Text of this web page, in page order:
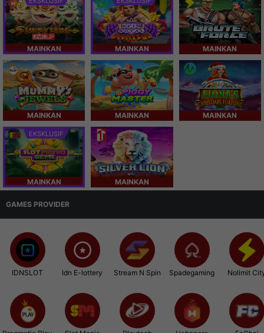
MAINKAN MAINKAN MAINKAN
MAINKAN MAINKAN MAINKAN
EKSKLUSIF
MAINKAN MAINKAN
GAMES PROVIDER
IDNSLOT Idn E-lottery Stream N Spin Spadegaming Nolimit